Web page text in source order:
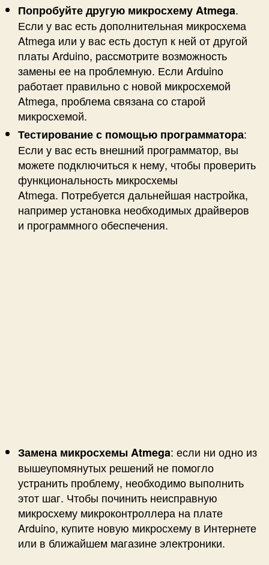
Попробуйте другую микросхему Atmega.
Если у вас есть дополнительная микросхема
Atmega или у вас есть доступ к ней от другой
платы Arduino, рассмотрите возможность
замены ее на проблемную. Если Arduino
работает правильно с новой микросхемой
Atmega, проблема связана со старой
микросхемой.
Тестирование с помощью программатора:
Если у вас есть внешний программатор, вы
можете подключиться к нему, чтобы проверить
функциональность микросхемы
Atmega. Потребуется дальнейшая настройка,
например установка необходимых драйверов
и программного обеспечения.
Замена микросхемы Atmega: если ни одно из
вышеупомянутых решений не помогло
устранить проблему, необходимо выполнить
этот шаг. Чтобы починить неисправную
микросхему микроконтроллера на плате
Arduino, купите новую микросхему в Интернете
или в ближайшем магазине электроники.